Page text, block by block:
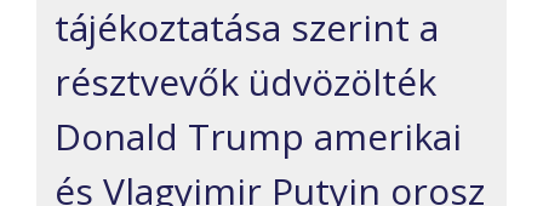
tájékoztatása szerint a
résztvevők üdvözölték
Donald Trump amerikai
és Vlagyimir Putyin orosz